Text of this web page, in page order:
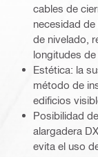
cables de
necesidad
de nivelado,
longitudes
Estética: la
método de
edificios
Posibilidad
alargadera
evita el uso